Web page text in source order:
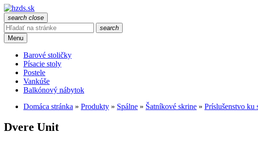
search close
search
Menu
Barové stoličky
Písacie stoly
Postele
Vankúše
Balkónový nábytok
Domáca stránka » Produkty » Spálne » Šatníkové skrine » Príslušenstvo ku
Dvere Unit